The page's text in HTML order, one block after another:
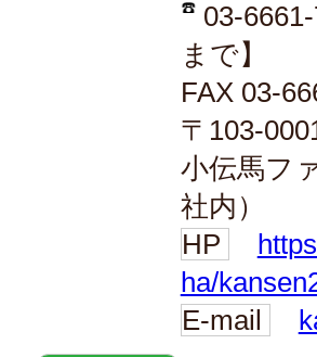
03-6661-
まで】
FAX 03-
〒103-
小伝馬フ
社内）
HP
ha/
E-mail